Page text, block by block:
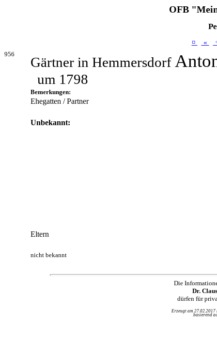
OFB
¤ «
956
Gärtner in Hemmersdorf
um 1798
Bemerkungen:
Ehegatten / Partner
Unbekannt:
Eltern
nicht bekannt
Die
Dr.
dürfen für
Erzeugt am
basierend